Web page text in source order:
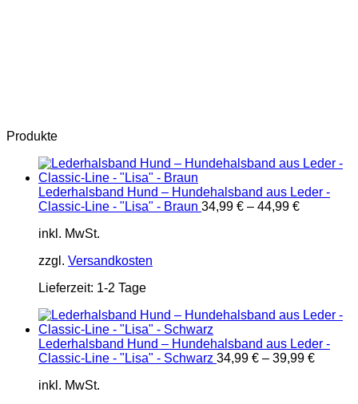
Produkte
Lederhalsband Hund – Hundehalsband aus Leder -
Classic-Line - "Lisa" - Braun 34,99 € – 44,99 €
inkl. MwSt.
zzgl. Versandkosten
Lieferzeit: 1-2 Tage
Lederhalsband Hund – Hundehalsband aus Leder -
Classic-Line - "Lisa" - Schwarz 34,99 € – 39,99 €
inkl. MwSt.